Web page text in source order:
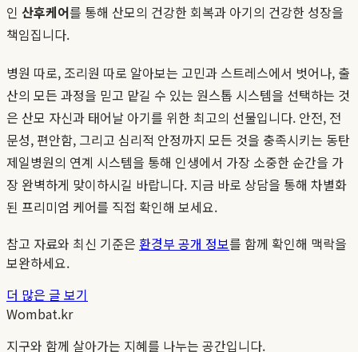
인 산후케어를 통해 산모의 건강한 회복과 아기의 건강한 성장을
책임집니다.
병원 따로, 조리원 따로 알아보는 고민과 스트레스에서 벗어나, 출
산의 모든 과정을 믿고 맡길 수 있는 원스톱 시스템을 선택하는 것
은 산모 자신과 태어날 아기를 위한 최고의 선물입니다. 안전, 전
문성, 편안함, 그리고 심리적 안정까지 모든 것을 충족시키는 동탄
제일병원의 연계 시스템을 통해 인생에서 가장 소중한 순간을 가
장 완벽하게 맞이하시길 바랍니다. 지금 바로 상담을 통해 차별화
된 프리미엄 케어를 직접 확인해 보세요.
참고 자료와 최신 기준은 환경부 공개 정보를 함께 확인해 맥락을
보완하세요.
더 많은 글 보기
Wombat.kr
지구와 함께 살아가는 지혜를 나누는 공간입니다.